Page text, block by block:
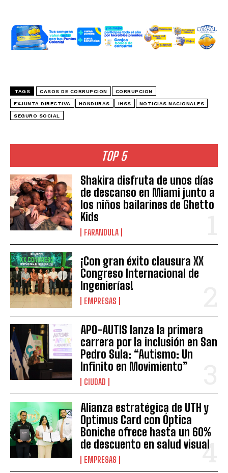
TOP 5
Shakira disfruta de unos días
de descanso en Miami junto a
los niños bailarines de Ghetto
Kids
FARANDULA
¡Con gran éxito clausura XX
Congreso Internacional de
Ingenierías!
EMPRESAS
APO-AUTIS lanza la primera
carrera por la inclusión en San
Pedro Sula: “Autismo: Un
Infinito en Movimiento”
CIUDAD
Alianza estratégica de UTH y
Optimus Card con Óptica
Boniche ofrece hasta un 60%
de descuento en salud visual
EMPRESAS
TAGS CASOS DE CORRUPCION CORRUPCION
EXJUNTA DIRECTIVA HONDURAS IHSS NOTICIAS NACIONALES
SEGURO SOCIAL